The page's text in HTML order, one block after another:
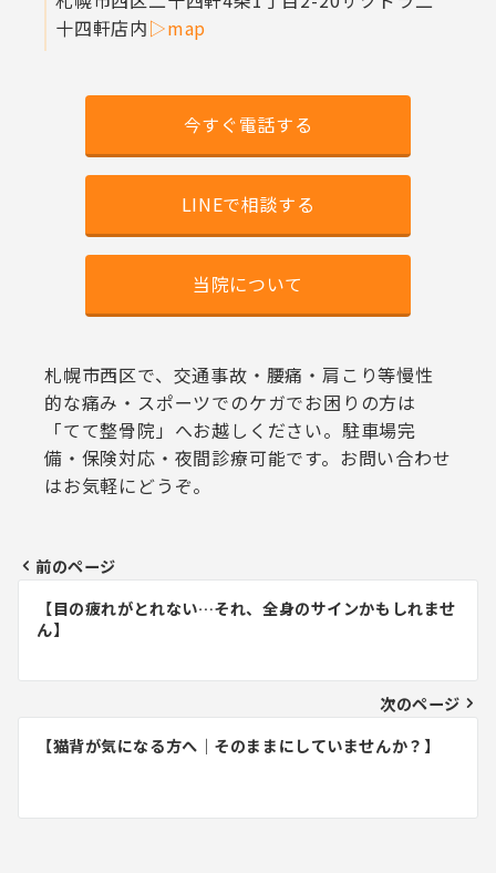
十四軒店内▷map
今すぐ電話する
LINEで相談する
当院について
札幌市西区で、交通事故・腰痛・肩こり等慢性
的な痛み・スポーツでのケガでお困りの方は
「てて整骨院」へお越しください。駐車場完
備・保険対応・夜間診療可能です。お問い合わせ
はお気軽にどうぞ。
稿
ナ
ビ
シ
前のページ
【目の疲れがとれない…それ、全身のサインかもしれませ
ん】
次のページ
【猫背が気になる方へ｜そのままにしていませんか？】